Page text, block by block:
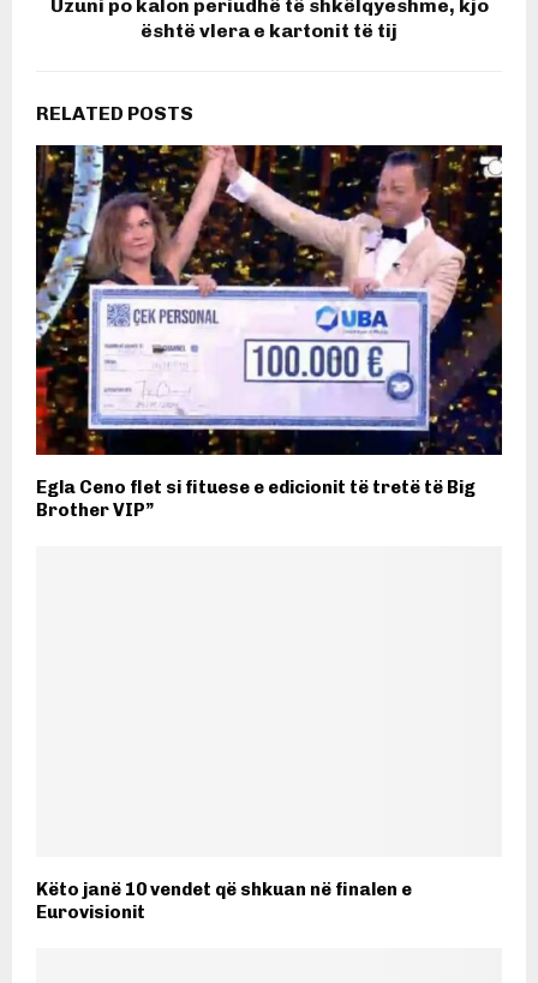
Uzuni po kalon periudhë të shkëlqyeshme, kjo
është vlera e kartonit të tij
RELATED POSTS
Egla Ceno flet si fituese e edicionit të tretë të Big
Brother VIP”
Këto janë 10 vendet që shkuan në finalen e
Eurovisionit